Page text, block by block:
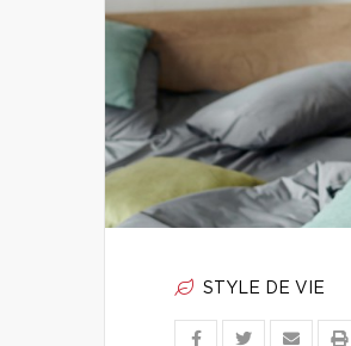
STYLE DE VIE